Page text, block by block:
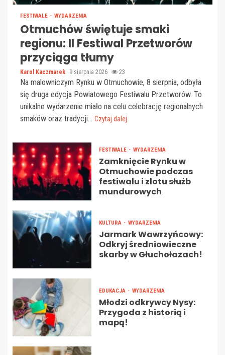
FESTIWALE WYDARZENIA
Otmuchów świętuje smaki
regionu: II Festiwal Przetworów
przyciąga tłumy
Karol Kaczmarek 9 sierpnia 2026 23
Na malowniczym Rynku w Otmuchowie, 8 sierpnia, odbyła
się druga edycja Powiatowego Festiwalu Przetworów. To
unikalne wydarzenie miało na celu celebrację regionalnych
smaków oraz tradycji... Czytaj dalej
FESTIWALE WYDARZENIA
Zamknięcie Rynku w
Otmuchowie podczas
festiwalu i zlotu służb
mundurowych
KULTURA WYDARZENIA
Jarmark Wawrzyńcowy:
Odkryj średniowieczne
skarby w Głuchołazach!
EDUKACJA WYDARZENIA
Młodzi odkrywcy Nysy:
Przygoda z historią i
mapą!